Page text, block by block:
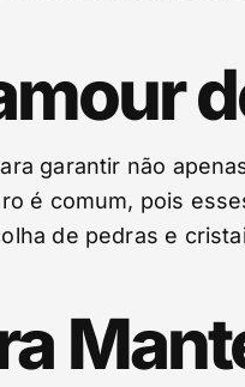
garantir não
é comum, pois
de pedras e